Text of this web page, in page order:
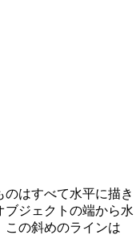
はすべて水平に描き
ブジェクトの端から水
この斜めのラインは